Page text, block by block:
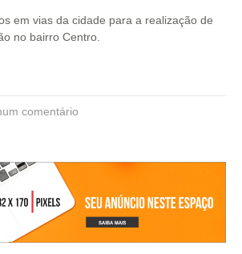
em vias da cidade para a realização de
no bairro Centro.
comentário